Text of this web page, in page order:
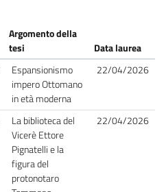
Argomento della
tesi
Data laurea
Espansionismo
impero Ottomano
in età moderna
22/04/2026
La biblioteca del
Vicerè Ettore
Pignatelli e la
figura del
protonotaro
22/04/2026